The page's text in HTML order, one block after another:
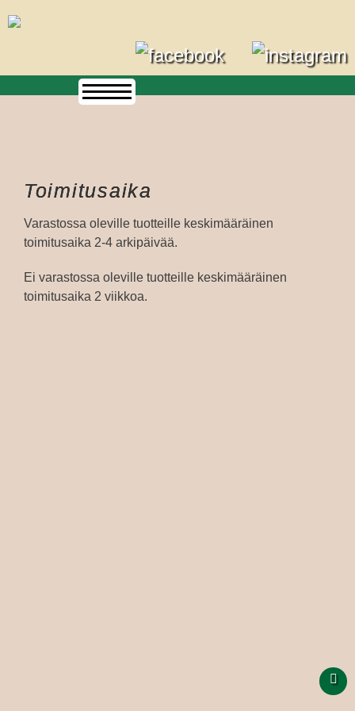
to
Toimitusaika
Varastossa oleville tuotteille keskimääräinen
toimitusaika 2-4 arkipäivää.
Ei varastossa oleville tuotteille keskimääräinen
toimitusaika 2 viikkoa.